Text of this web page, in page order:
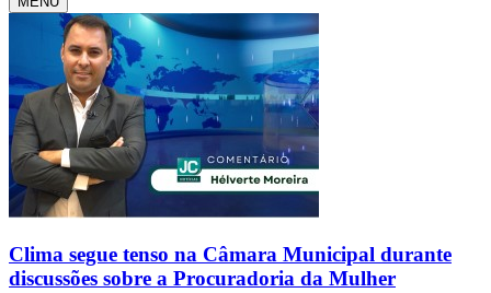
Clima segue tenso na Câmara Municipal durante
discussões sobre a Procuradoria da Mulher